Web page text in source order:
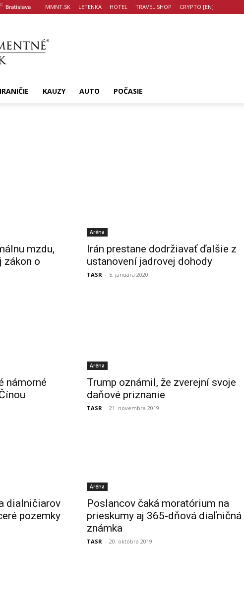
C Bratislava MMNT.SK LETENKA HOTEL TRAVEL SHOP CRYPTO [EN]
KAUZY AUTO POČASIE
mzdu,
zákon o
Aréna
Irán prestane dodržiavať ďalšie z
ustanovení jadrovej dohody
TASR - 5. januára 2020
námorné
Aréna
Trump oznámil, že zverejní svoje
daňové priznanie
TASR - 21. novembra 2019
dialničiarov
pozemky
Aréna
Poslancov čaká moratórium na
prieskumy aj 365-dňová diaľničná
známka
TASR - 20. októbra 2019